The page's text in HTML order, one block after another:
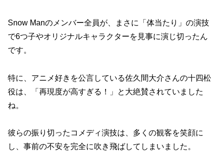
Snow Manのメンバー全員が、まさに「体当たり」の演技
で6つ子やオリジナルキャラクターを見事に演じ切ったん
です。
特に、アニメ好きを公言している佐久間大介さんの十四松
役は、「再現度が高すぎる！」と大絶賛されていました
ね。
彼らの振り切ったコメディ演技は、多くの観客を笑顔に
し、事前の不安を完全に吹き飛ばしてしまいました。